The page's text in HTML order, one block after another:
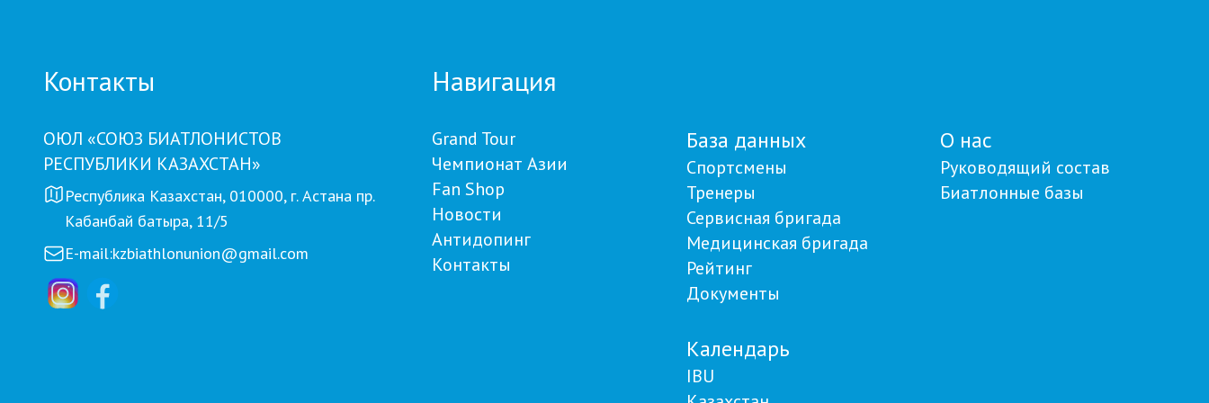
Контакты
ОЮЛ «СОЮЗ БИАТЛОНИСТОВ
РЕСПУБЛИКИ КАЗАХСТАН»
Республика Казахстан, 010000, г. Астана пр.
Кабанбай батыра, 11/5
E-mail:kzbiathlonunion@gmail.com
Навигация
Grand Tour
Чемпионат Азии
Fan Shop
Новости
Антидопинг
Контакты
База данных
Спортсмены
Тренеры
Сервисная бригада
Медицинская бригада
Рейтинг
Документы
О нас
Руководящий состав
Биатлонные базы
Календарь
IBU